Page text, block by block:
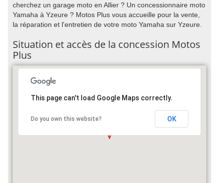
cherchez un garage moto en Allier ? Un concessionnaire moto
Yamaha à Yzeure ? Motos Plus vous accueille pour la vente,
la réparation et l'entretien de votre moto Yamaha sur Yzeure.
Situation et accès de la concession Motos
Plus
This page can't load Google Maps correctly.
Do you own this website? OK